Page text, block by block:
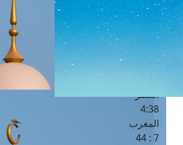
الفجر
4 :41
الشروق
العصر
4:38
المغرب
7 : 44